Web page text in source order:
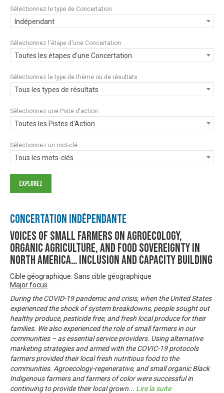
Sélectionnez le type de Concertation
Indépendant
Sélectionnez l'étape d'une Concertation
Toutes les étapes d'une Concertation
Sélectionnez le type de thème ou de résultats
Tous les types de résultats
Sélectionnez une Piste d'action
Toutes les Pistes d'Action
Sélectionnez un mot-clé
Tous les mots-clés
Concertation Indépendante
Voices of Small Farmers on Agroecology,
Organic Agriculture, and Food Sovereignty In
North America… Inclusion and Capacity Building
Cible géographique: Sans cible géographique
Major focus
During the COVID-19 pandemic and crisis, when the United States
experienced the shock of system breakdowns, people sought out
healthy produce, pesticide free, and fresh local produce for their
families. We also experienced the role of small farmers in our
communities – as essential service providers. Using alternative
marketing strategies and armed with the COVIC-19 protocols
farmers provided their local fresh nutritious food to the
communities. Agroecology-regenerative, and small organic Black
Indigenous farmers and farmers of color were successful in
continuing to provide their local grown... Lire la suite